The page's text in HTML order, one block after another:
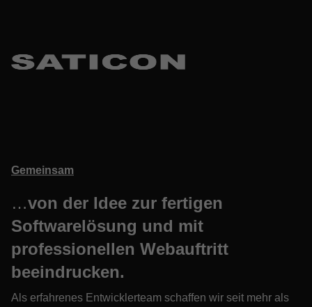
Gemeinsam
…von der Idee zur fertigen
Softwarelösung und mit
professionellen Webauftritt
beeindrucken.
Als erfahrenes Entwicklerteam schaffen wir seit mehr als